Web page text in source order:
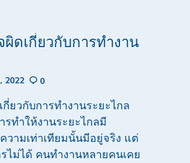
ผิดเกี่ยวกับการทำงาน
2022 0
กี่ยวกับการทำงานระยะไกล
ทำให้งานระยะไกลมี
วามเท่าเทียมนั้นมีอยู่จริง แต่
ไม่ได้ คนทำงานหลายคนเคย